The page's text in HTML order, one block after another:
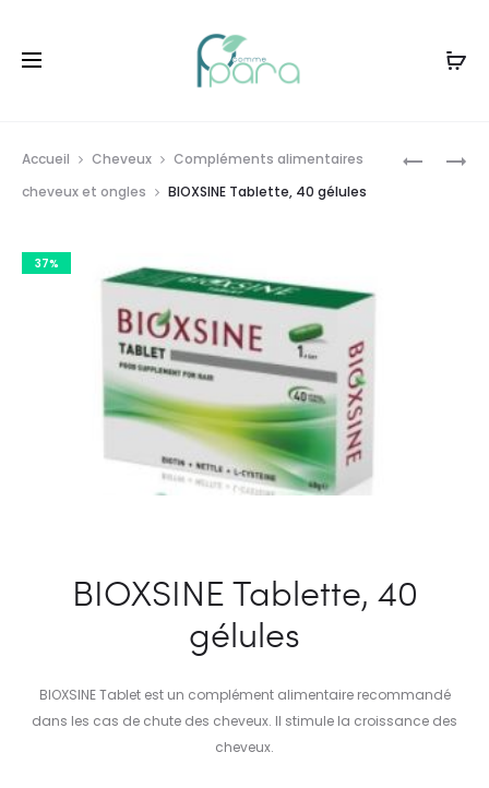
BIOXSINE
BIOXSINE
Accueil Cheveux
Compléments alimentaires
cheveux et ongles
BIOXSINE Tablette, 40 gélules
37%
BIOXSINE Tablette, 40
gélules
BIOXSINE Tablet est un complément alimentaire recommandé
dans les cas de chute des cheveux. Il stimule la croissance des
cheveux.